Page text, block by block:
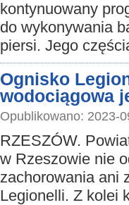
kontynuowany
do wykonywania
piersi. Jego
Ognisko
wodociągowa
Opublikowano: 2023-
RZESZÓW.
w Rzeszowie nie
zachorowania ani
Legionelli. Z kolei